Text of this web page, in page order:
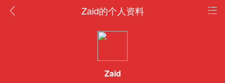
Zaid的个人资料
Zaid